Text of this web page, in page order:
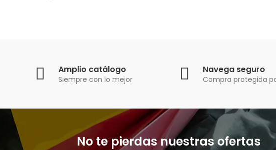
Amplio catálogo
Siempre con lo mejor
Navega seguro
Compra protegida
No te pierdas nuestras ofertas